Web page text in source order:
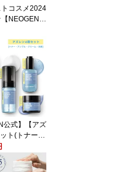
コスメ2024
NEOGEN公
ロジー フル
メント トーン
ド(250ml,50
BOX】は
韓国
拭き取りパ
ール酸 ティ
モミール 保
ッセンス し
公式】【アズ
ト(トナー/
ーム/洗
トナー アン
ム 弱酸性 洗